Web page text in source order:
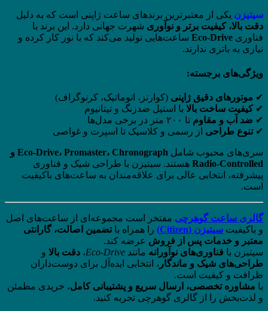
سیتیزن یکی از معتبرترین برندهای ساعت ژاپنی است که به دلیل
دقت بالا، کیفیت برتر و نوآوری شهرت جهانی دارد. این برند با
فناوری Eco-Drive ساعت‌هایی تولید می‌کند که با نور کار کرده و
نیازی به باتری ندارند.
ویژگی‌های برجسته:
✔ موتورهای دقیق ژاپنی (کوارتز، اتوماتیک، کرنوگراف)
✔کیفیت ساخت بالا با استیل ضدزنگ و تیتانیوم
✔ ضد آب و مقاوم تا ۲۰۰ متر در برخی مدل‌ها
✔تنوع طراحی از رسمی و کلاسیک تا اسپرت و غواصی
سری‌های محبوب شامل
Eco-Drive، Promaster، Chronograph و
Radio-Controlled هستند. سیتیزن با طراحی شیک و فناوری
پیشرفته، انتخابی عالی برای علاقه‌مندان به ساعت‌های باکیفیت
است.
گالری ساعت گوهرچی مفتخر است مجموعه‌ای از ساعت‌های اصل
و باکیفیت سیتیزن (Citizen) را همراه باتضمین اصالت، گارانتی
معتبر و خدمات پس از فروش عرضه کند.
سیتیزن با فناوری‌های نوآورانه مانند Eco-Drive، دقت بالا و
طراحی‌های شیک و ماندگار ، انتخابی ایده‌آل برای دوست‌داران
ظرافت و کیفیت است.
با مشاوره تخصصی، ارسال سریع و پشتیبانی کامل، خریدی مطمئن
و لذت‌بخش را از گالری گوهرچی تجربه کنید.